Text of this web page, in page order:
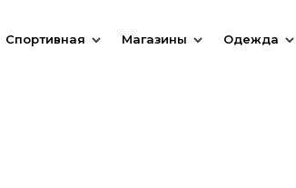
Спортивная Магазины Одежда